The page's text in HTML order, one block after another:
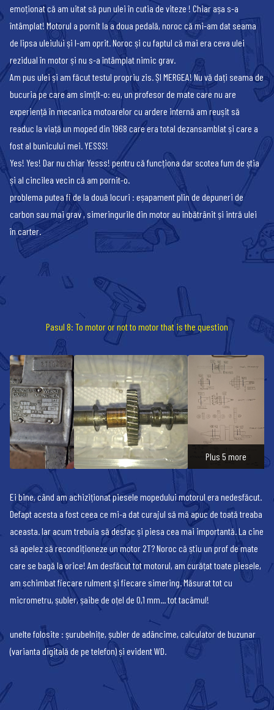
emoționat că am uitat să pun ulei în cutia de viteze ! Chiar așa s-a
întâmplat! Motorul a pornit la a doua pedală, noroc că mi-am dat seama
de lipsa uleiului și l-am oprit. Noroc și cu faptul că mai era ceva ulei
rezidual în motor și nu s-a întâmplat nimic grav.
Am pus ulei și am făcut testul propriu zis. ȘI MERGEA! Nu vă dați seama de
bucuria pe care am simțit-o: eu, un profesor de mate care nu are
experiență în mecanica motoarelor cu ardere internă am reușit să
readuc la viață un moped din 1968 care era total dezansamblat și care a
fost al bunicului mei. YESSS!
Yes! Yes! Dar nu chiar Yesss! pentru că funcționa dar scotea fum de știa
și al cincilea vecin că am pornit-o.
problema putea fi de la două locuri : eșapament plin de depuneri de
carbon sau mai grav , simeringurile din motor au înbătrânit și intră ulei
în carter.
Pasul 8: To motor or not to motor that is the question
Plus 5 more
Ei bine, când am achiziționat piesele mopedului motorul era nedesfăcut.
Defapt acesta a fost ceea ce mi-a dat curajul să mă apuc de toată treaba
aceasta. Iar acum trebuia să desfac și piesa cea mai importantă. La cine
să apelez să recondiționeze un motor 2T? Noroc că știu un prof de mate
care se bagă la orice! Am desfăcut tot motorul, am curățat toate piesele,
am schimbat fiecare rulment și fiecare simering. Măsurat tot cu
micrometru, șubler, șaibe de oțel de 0,1 mm... tot tacâmul!
unelte folosite : șurubelnițe, șubler de adâncime, calculator de buzunar
(varianta digitală de pe telefon) și evident WD.